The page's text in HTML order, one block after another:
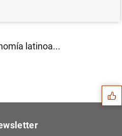
latinoa...
Sugerencias